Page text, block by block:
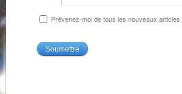
Prévenez-moi de tous les nouveaux articles